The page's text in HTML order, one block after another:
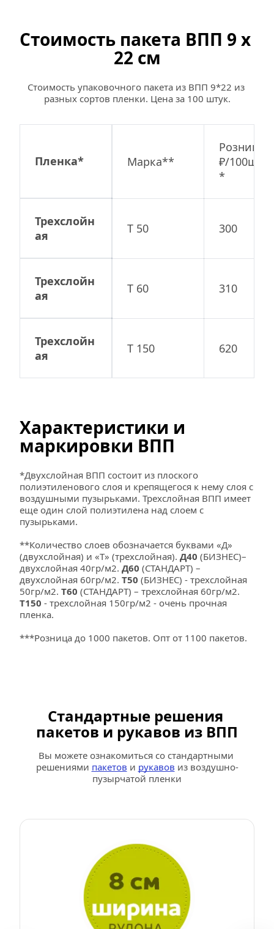
Стоимость пакета ВПП 9 х
22 см
Стоимость упаковочного пакета из ВПП 9*22 из
разных сортов пленки. Цена за 100 штук.
Пленка* Марка**
Розница
₽/
*
Трехслойн
ая
Т 50 300
Трехслойн
ая
Т 60 310
Трехслойн
ая
Т 150 620
Характеристики и
маркировки ВПП
*Двухслойная ВПП состоит из плоского
полиэтиленового слоя и крепящегося к нему слоя с
воздушными пузырьками. Трехслойная ВПП имеет
еще один слой полиэтилена над слоем с
пузырьками.
**Количество слоев обозначается буквами «Д»
(двухслойная) и «Т» (трехслойная). Д40 (БИЗНЕС)–
двухслойная 40гр/м2. Д60 (СТАНДАРТ) –
двухслойная 60гр/м2. Т50 (БИЗНЕС) - трехслойная
50гр/м2. Т60
Т150 - трехслойная 150гр/м2 - очень прочная
пленка.
***Розница до 1000 пакетов. Опт от 1100 пакетов.
Стандартные решения
пакетов и рукавов из ВПП
Вы можете ознакомиться со стандартными
решениями пакетов и рукавов из воздушно-
пузырчатой пленки